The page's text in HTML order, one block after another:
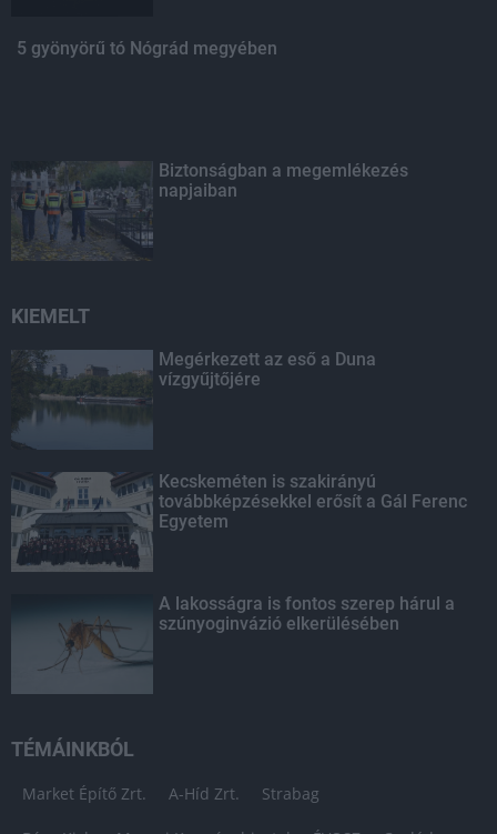
5 gyönyörű tó Nógrád megyében
Biztonságban a megemlékezés
napjaiban
KIEMELT
Megérkezett az eső a Duna
vízgyűjtőjére
Kecskeméten is szakirányú
továbbképzésekkel erősít a Gál Ferenc
Egyetem
A lakosságra is fontos szerep hárul a
szúnyoginvázió elkerülésében
TÉMÁINKBÓL
Market Építő Zrt. A-Híd Zrt. Strabag